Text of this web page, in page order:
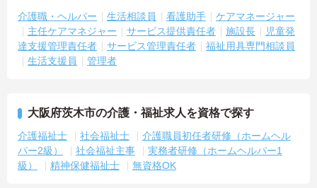
介護職・ヘルパー 生活相談員 看護助手
ケアマネージャー
主任ケアマネジャー
サービス提供責任者 施設長
児童発
達支援管理責任者
サービス管理責任者
福祉用具専門相談員
生活支援員
管理者
大阪府茨木市の介護・福祉求人を資格で探す
介護福祉士 社会福祉士
介護職員初任者研修（ホームヘル
パー2級）
社会福祉主事
実務者研修（ホームヘルパー1
級）
精神保健福祉士 無資格OK